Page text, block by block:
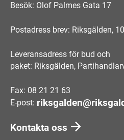
Besök: Olof Palmes Gata 17
Postadress brev: Riksgälden,
Leveransadress för bud och
paket: Riksgälden,
Fax: 08 21 21 63
E-post:
Kontakta oss